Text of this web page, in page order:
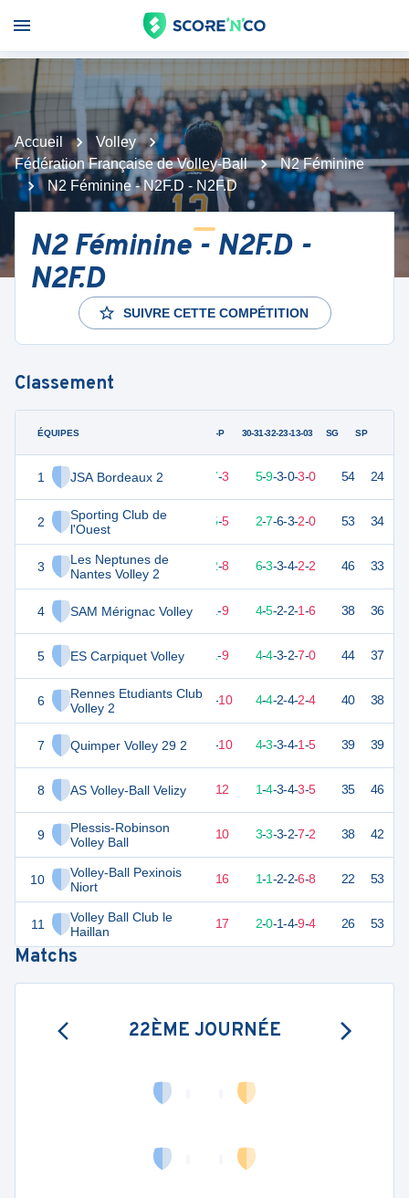
Accueil
Volley
Fédération Française de Volley-Ball
N2 Féminine
N2 Féminine - N2F.D - N2F.D
N2 Féminine - N2F.D -
N2F.D
SUIVRE CETTE COMPÉTITION
Classement
ÉQUIPES
1 JSA Bordeaux 2
2
Sporting Club de
l'Ouest
3
Les Neptunes de
Nantes Volley 2
4 SAM Mérignac Volley
5 ES Carpiquet Volley
6
Rennes Etudiants Club
Volley 2
7 Quimper Volley 29 2
8 AS Volley-Ball Velizy
9
Plessis-Robinson
Volley Ball
10
Volley-Ball Pexinois
Niort
11
Volley Ball Club le
Haillan
G-P 30-31-32-23-13-03 SG SP
48 17-3 5-9-3-0-3-0 54 24
42 15-5 2-7-6-3-2-0 53 34
37 12-8 6-3-3-4-2-2 46 33
33 20 11-9 4-5-2-2-1-6 38 36
32 20 11-9 4-4-3-2-7-0 44 37
32 20 10 -10 4-4-2-4-2-4 40 38
30 20 -10 4-3-3-4-1-5 39 39
25 20 12 1-4-3-4-3-5 35 46
23 10 3-3-3-2-7-2 38 42
12 20 16 1-1-2-2-6-8 22 53
11 17 2-0-1-4-9-4 26 53
Matchs
22ÈME JOURNÉE